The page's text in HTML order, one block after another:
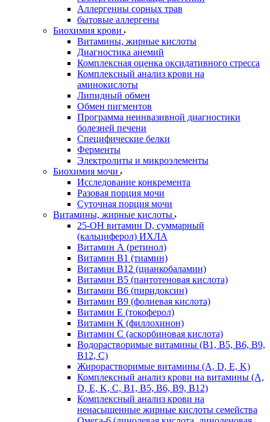
Аллергенны сорных трав
бытовые аллергены
Биохимия крови
Витамины, жирные кислоты
Диагностика анемий
Комплексная оценка оксидативного стресса
Комплексный анализ крови на
аминокислоты
Липидный обмен
Обмен пигментов
Программа неинвазивной диагностики
болезней печени
Специфические белки
Ферменты
Электролиты и микроэлементы
Биохимия мочи
Исследование конкремента
Разовая порция мочи
Суточная порция мочи
Витамины, жирные кислоты
25-OH витамин D, суммарный
(кальциферол) ИХЛА
Витамин А (ретинол)
Витамин В1 (тиамин)
Витамин В12 (цианкобаламин)
Витамин В5 (пантотеновая кислота)
Витамин В6 (пиридоксин)
Витамин В9 (фолиевая кислота)
Витамин Е (токоферол)
Витамин К (филлохинон)
Витамин С (аскорбиновая кислота)
Водорастворимые витамины (B1, B5, B6, В9,
В12, С)
Жирорастворимые витамины (A, D, E, K)
Комплексный анализ крови на витамины (A,
D, E, K, C, B1, B5, B6, В9, B12)
Комплексный анализ крови на
ненасыщенные жирные кислоты семейства